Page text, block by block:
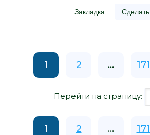
Закладка: Сделать
1 2 ... 171
Перейти на страницу:
1 2 ... 171